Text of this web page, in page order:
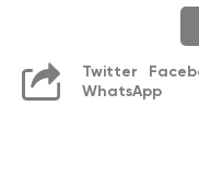
Twitter
WhatsApp